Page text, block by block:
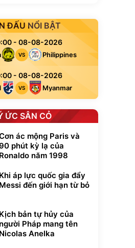
ĐẤU NỔI BẬT
- 08-08-2026
VS Philippines
- 08-08-2026
VS Myanmar
ỨC SÂN CỎ
ác mộng Paris và
phút kỳ lạ của
Ronaldo năm 1998
Khi áp lực quốc gia đẩy
Messi đến giới hạn từ bỏ
Kịch bản tự hủy của
người Pháp mang tên
Nicolas Anelka